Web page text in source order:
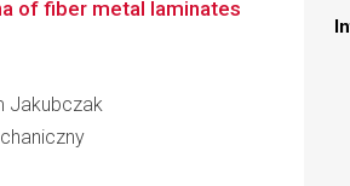
of fiber metal laminates
Jakubczak